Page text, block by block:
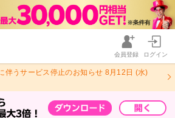
会員登録 ログイン
伴うサービス停止のお知らせ 8月12日 (水)